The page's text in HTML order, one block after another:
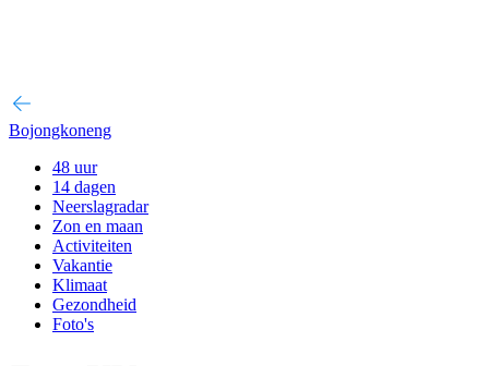
Bojongkoneng
48 uur
14 dagen
Neerslagradar
Zon en maan
Activiteiten
Vakantie
Klimaat
Gezondheid
Foto's